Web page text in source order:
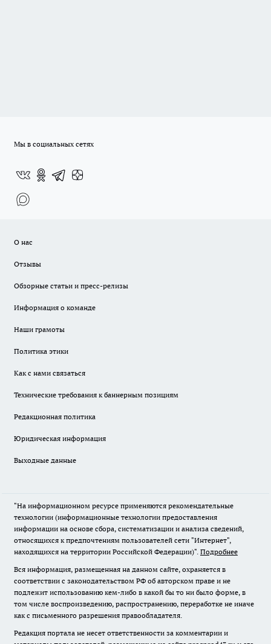
Мы в социальных сетях
О нас
Отзывы
Обзорные статьи и пресс-релизы
Информация о команде
Наши грамоты
Политика этики
Как с нами связаться
Технические требования к баннерным позициям
Редакционная политика
Юридическая информация
Выходные данные
"На информационном ресурсе применяются рекомендательные
технологии (информационные технологии предоставления
информации на основе сбора, систематизации и анализа сведений,
относящихся к предпочтениям пользователей сети "Интернет",
находящихся на территории Российской Федерации)". Подробнее
Вся информация, размещенная на данном сайте, охраняется в
соответствии с законодательством РФ об авторском праве и не
подлежит использованию кем-либо в какой бы то ни было форме, в
том числе воспроизведению, распространению, переработке не иначе
как с письменного разрешения правообладателя.
Редакция портала не несет ответственности за комментарии и